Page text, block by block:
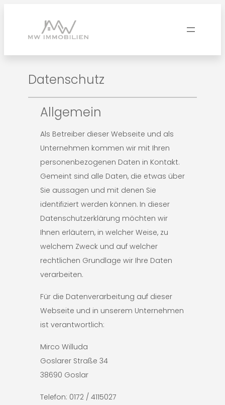
Datenschutz
Allgemein
Als Betreiber dieser Webseite und als
Unternehmen kommen wir mit Ihren
personenbezogenen Daten in Kontakt.
Gemeint sind alle Daten, die etwas über
Sie aussagen und mit denen Sie
identifiziert werden können. In dieser
Datenschutzerklärung möchten wir
Ihnen erläutern, in welcher Weise, zu
welchem Zweck und auf welcher
rechtlichen Grundlage wir Ihre Daten
verarbeiten.
Für die Datenverarbeitung auf dieser
Webseite und in unserem Unternehmen
ist verantwortlich:
Mirco Willuda
Goslarer Straße 34
38690 Goslar
Telefon: 0172 / 4115027